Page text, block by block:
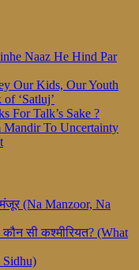
Naaz He Hind Par
Our Kids, Our Youth
‘Satluj’
For Talk’s Sake ?
Mandir To Uncertainty
(Na Manzoor, Na
सी कश्मीरियत? (What
Sidhu)